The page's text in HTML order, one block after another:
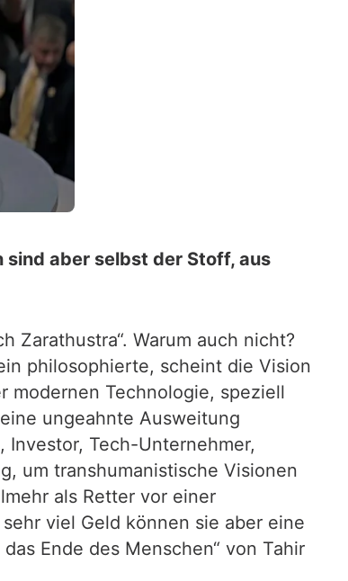
aber selbst der Stoff, aus
Zarathustra“. Warum auch nicht?
philosophierte, scheint die Vision
modernen Technologie, speziell
ungeahnte Ausweitung
Tech-Unternehmer,
um transhumanistische Visionen
als Retter vor einer
viel Geld können sie aber eine
Ende des Menschen“ von Tahir